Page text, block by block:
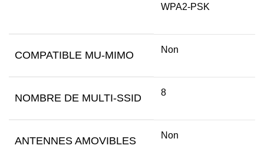
WPA2-PSK
COMPATIBLE MU-MIMO Non
NOMBRE DE MULTI-SSID 8
ANTENNES AMOVIBLES Non